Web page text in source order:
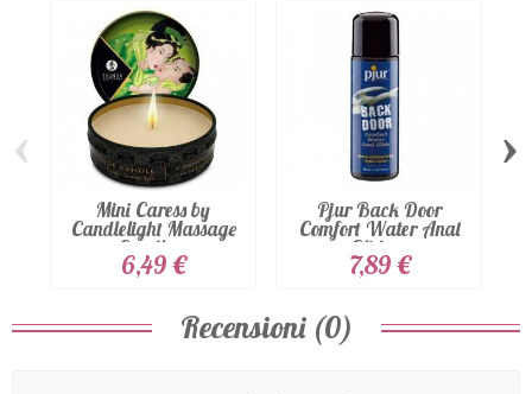
Mini Caress by
Candlelight Massage
Candle...
6,49 €
Pjur Back Door
Comfort Water Anal
Glide...
7,89 €
‹ ›
Recensioni (0)